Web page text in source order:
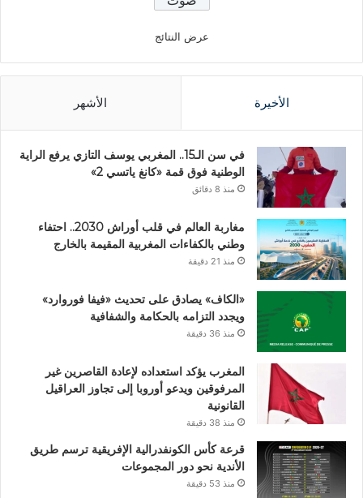
عرض النتائج
الأخيرة الأشهر
في سن الـ15.. المغربي يوسف التازي يرفع الراية
الوطنية فوق قمة «كانغ ياتسي 2»
منذ 8 دقائق
مغاربة العالم في قلب أوراش 2030.. احتفاء
وطني بالكفاءات المغربية المقيمة بالخارج
منذ 21 دقيقة
«الكاف» يصادق على تحديث «فيفا فوروارد»
ويجدد التزامه بالحكامة والشفافية
منذ 36 دقيقة
المغرب يؤكد استعداده لإعادة القاصرين غير
المرفوقين ويدعو أوروبا إلى تجاوز العراقيل
القانونية
منذ 38 دقيقة
قرعة كأس الكونفدرالية الإفريقية ترسم طريق
الأندية نحو دور المجموعات
منذ 53 دقيقة